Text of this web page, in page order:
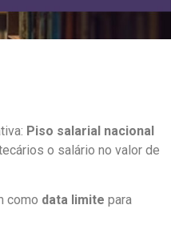
Piso salarial nacional
o salário no valor de
como data limite para